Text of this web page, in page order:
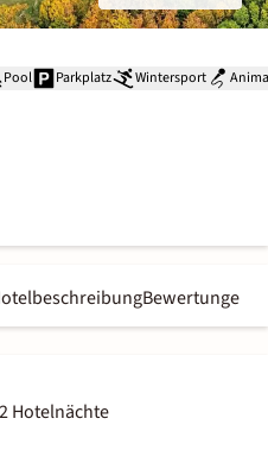
Pool Parkplatz Wintersport
Bewertungen
2 Hotelnächte